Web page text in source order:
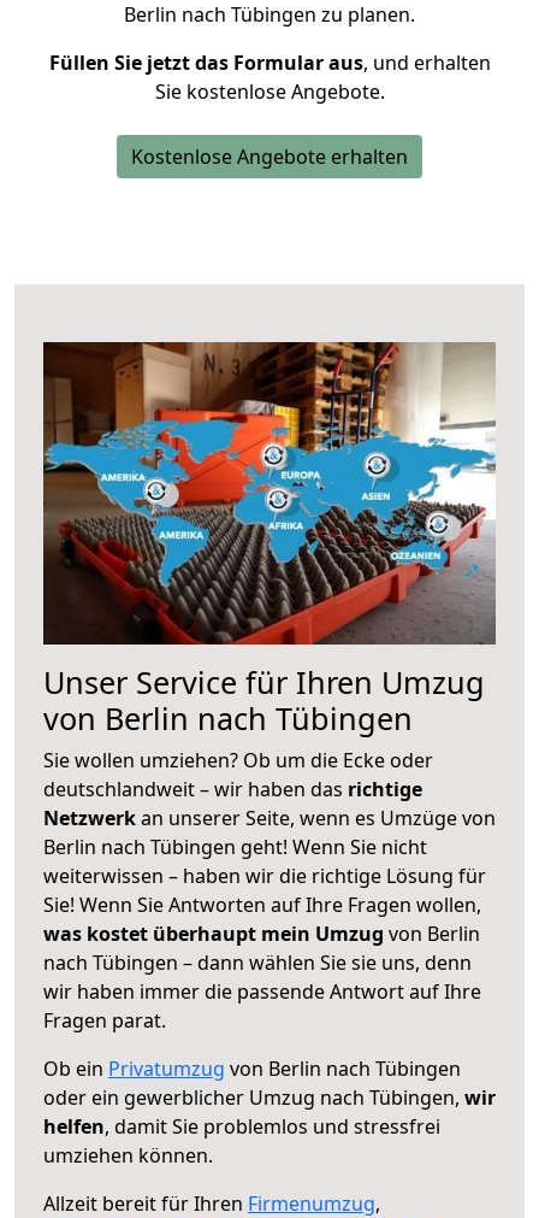
Berlin nach Tübingen zu planen.
Füllen Sie jetzt das Formular aus, und erhalten
Sie kostenlose Angebote.
Kostenlose Angebote erhalten
Unser Service für Ihren Umzug
von Berlin nach Tübingen
Sie wollen umziehen? Ob um die Ecke oder
deutschlandweit – wir haben das richtige
Netzwerkan unserer Seite, wenn es Umzüge von
Berlin nach Tübingen geht! Wenn Sie nicht
weiterwissen – haben wir die richtige Lösung für
Sie! Wenn Sie Antworten auf Ihre Fragen wollen,
was kostet überhaupt mein Umzug von Berlin
nach Tübingen – dann wählen Sie sie uns, denn
wir haben immer die passende Antwort auf Ihre
Fragen parat.
Ob ein Privatumzug von Berlin nach Tübingen
oder ein gewerblicher Umzug nach Tübingen, wir
helfen, damit Sie problemlos und stressfrei
umziehen können.
Allzeit bereit für Ihren Firmenumzug,